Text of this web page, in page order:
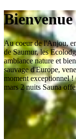
Au coeur de l'Anjou,
de Saumur, les
ambiance nature et
sauvage d'Europe,
moment exceptionnel !
mars 2 nuits Sauna